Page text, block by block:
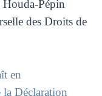
Houda-Pépin
des Droits de
en
Déclaration